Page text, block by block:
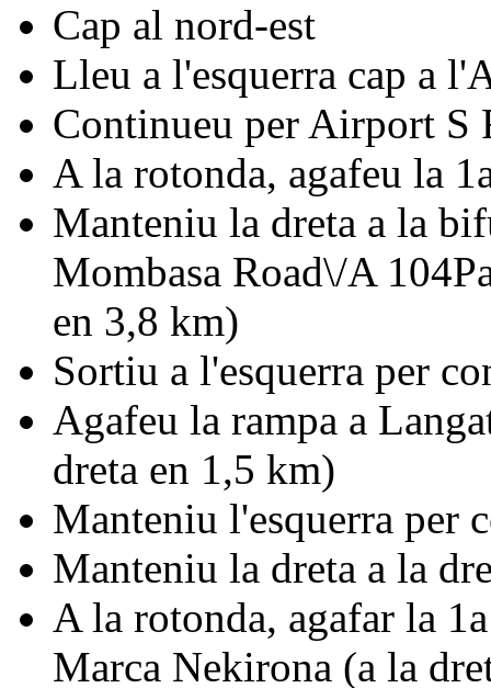
Cap al nord-est
Lleu a l'esquerra cap a
Continueu per Airport S
A la rotonda, agafeu la
Manteniu la dreta a la
Mombasa Road\/A
en 3,8 km)
Sortiu a l'esquerra per
Agafeu la rampa a
dreta en 1,5 km)
Manteniu l'esquerra per
Manteniu la dreta a la
A la rotonda, agafar la
Marca Nekirona (a la